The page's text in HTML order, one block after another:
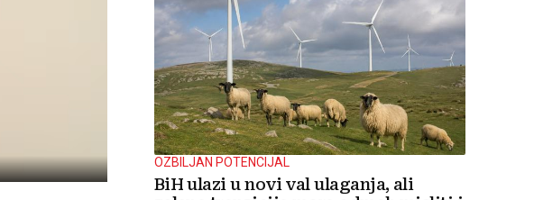
OZBILJAN POTENCIJAL
BiH ulazi u novi val ulaganja, ali